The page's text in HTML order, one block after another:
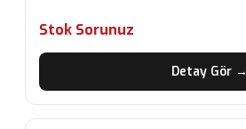
Stok Sorunuz
Detay Gör →